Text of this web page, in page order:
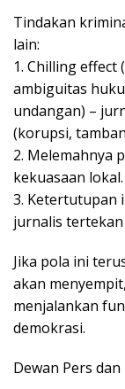
Tindakan
lain:
1. Chilling
ambiguitas
undangan) –
(korupsi,
2. Melemahnya
kekuasaan lokal.
3. Ketertutupan
jurnalis
Jika pola ini
akan
menjalankan
demokrasi.
Dewan Pers